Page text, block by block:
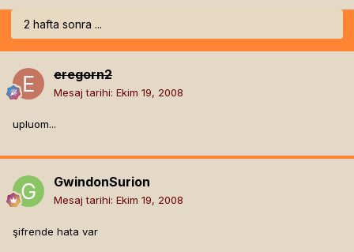
2 hafta sonra ...
eregorn2
Mesaj tarihi: Ekim 19, 2008
upluom...
GwindonSurion
Mesaj tarihi: Ekim 19, 2008
şifrende hata var